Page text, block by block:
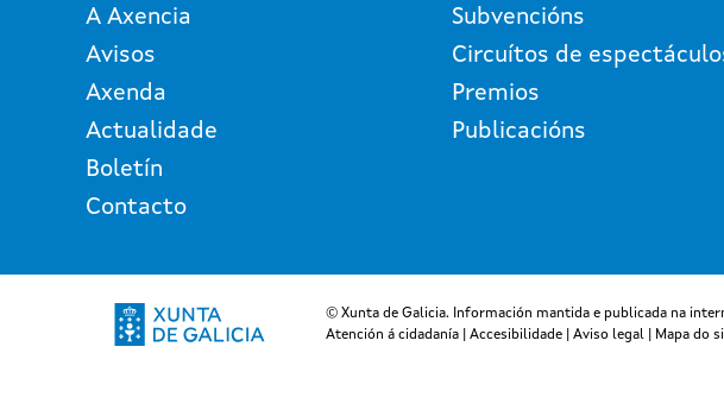
A Axencia
Avisos
Axenda
Actualidade
Boletín
Contacto
Subvencións
Circuítos de
Premios
Publicacións
© Xunta de Galicia. Información mantida e publicada na
Atención á cidadanía
Accesibilidade Aviso legal Mapa do